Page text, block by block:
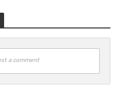
a comment